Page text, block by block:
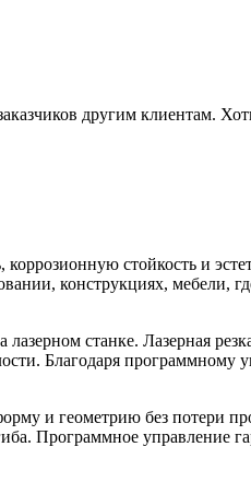
другим клиентам.
стойкость и
конструкциях, мебели,
станке. Лазерная
Благодаря программному
и геометрию без потери
Программное управление